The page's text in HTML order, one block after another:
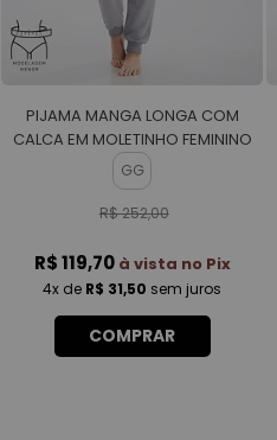
PIJAMA MANGA LONGA COM
CALCA EM MOLETINHO FEMININO
GG
R$ 252,00
R$ 119,70 à vista no Pix
4x de R$ 31,50 sem juros
COMPRAR